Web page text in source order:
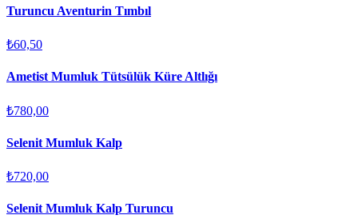
Turuncu Aventurin Tımbıl
₺60,50
Ametist Mumluk Tütsülük Küre Altlığı
₺780,00
Selenit Mumluk Kalp
₺720,00
Selenit Mumluk Kalp Turuncu